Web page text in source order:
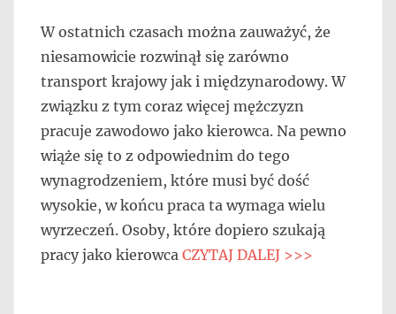
W ostatnich czasach można zauważyć, że
niesamowicie rozwinął się zarówno
transport krajowy jak i międzynarodowy. W
związku z tym coraz więcej mężczyzn
pracuje zawodowo jako kierowca. Na pewno
wiąże się to z odpowiednim do tego
wynagrodzeniem, które musi być dość
wysokie, w końcu praca ta wymaga wielu
wyrzeczeń. Osoby, które dopiero szukają
pracy jako kierowca CZYTAJ DALEJ >>>